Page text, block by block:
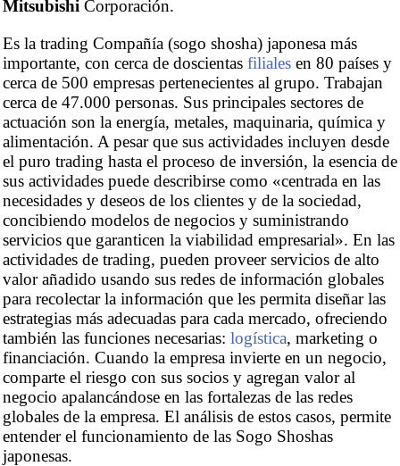
Mitsubishi Corporación.
Es la trading Compañía (sogo shosha) japonesa más
importante, con cerca de doscientas filiales en 80 países y
cerca de 500 empresas pertenecientes al grupo. Trabajan
cerca de 47.000 personas. Sus principales sectores de
actuación son la energía, metales, maquinaria, química y
alimentación. A pesar que sus actividades incluyen desde
el puro trading hasta el proceso de inversión, la esencia de
sus actividades puede describirse como «centrada en las
necesidades y deseos de los clientes y de la sociedad,
concibiendo modelos de negocios y suministrando
servicios que garanticen la viabilidad empresarial». En las
actividades de trading, pueden proveer servicios de alto
valor añadido usando sus redes de información globales
para recolectar la información que les permita diseñar las
estrategias más adecuadas para cada mercado, ofreciendo
también las funciones necesarias: logística, marketing o
financiación. Cuando la empresa invierte en un negocio,
comparte el riesgo con sus socios y agregan valor al
negocio apalancándose en las fortalezas de las redes
globales de la empresa. El análisis de estos casos, permite
entender el funcionamiento de las Sogo Shoshas
japonesas.